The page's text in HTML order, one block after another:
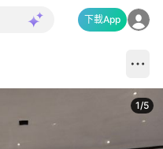
下載App
1/5